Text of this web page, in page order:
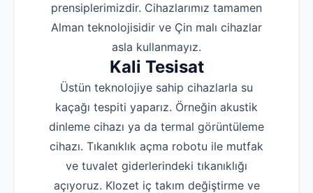
prensiplerimizdir. Cihazlarımız tamamen
Alman teknolojisidir ve Çin malı cihazlar
asla kullanmayız.
Kali Tesisat
Üstün teknolojiye sahip cihazlarla su
kaçağı tespiti yaparız. Örneğin akustik
dinleme cihazı ya da termal görüntüleme
cihazı. Tıkanıklık açma robotu ile mutfak
ve tuvalet giderlerindeki tıkanıklığı
açıyoruz. Klozet iç takım değiştirme ve